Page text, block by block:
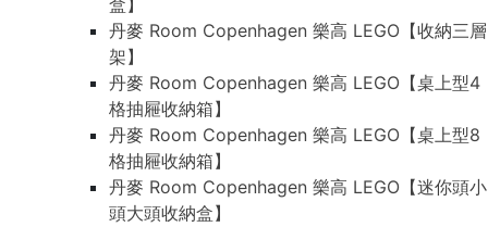
盒】
丹麥 Room Copenhagen 樂高 LEGO【收納三層
架】
丹麥 Room Copenhagen 樂高 LEGO【桌上型4
格抽屜收納箱】
丹麥 Room Copenhagen 樂高 LEGO【桌上型8
格抽屜收納箱】
丹麥 Room Copenhagen 樂高 LEGO【迷你頭小
頭大頭收納盒】